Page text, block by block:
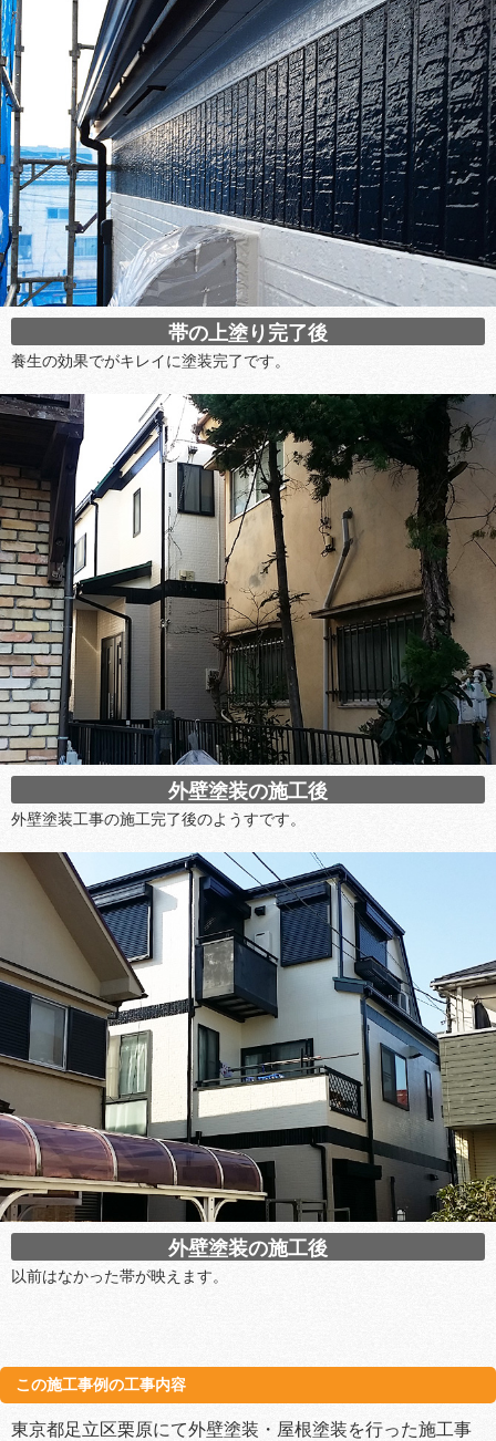
帯の上塗り完了後
養生の効果でがキレイに塗装完了です。
外壁塗装の施工後
外壁塗装工事の施工完了後のようすです。
外壁塗装の施工後
以前はなかった帯が映えます。
この施工事例の工事内容
東京都足立区栗原にて外壁塗装・屋根塗装を行った施工事